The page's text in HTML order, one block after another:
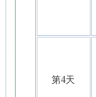
第4天